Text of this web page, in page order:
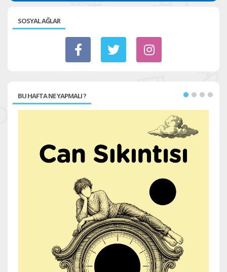
SOSYAL AĞLAR
BU HAFTA NE YAPMALI ?